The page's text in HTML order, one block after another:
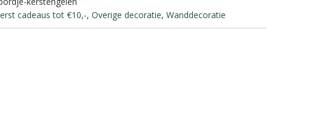
t
i
cadeaus tot €10,-, Overige decoratie, Wanddecoratie